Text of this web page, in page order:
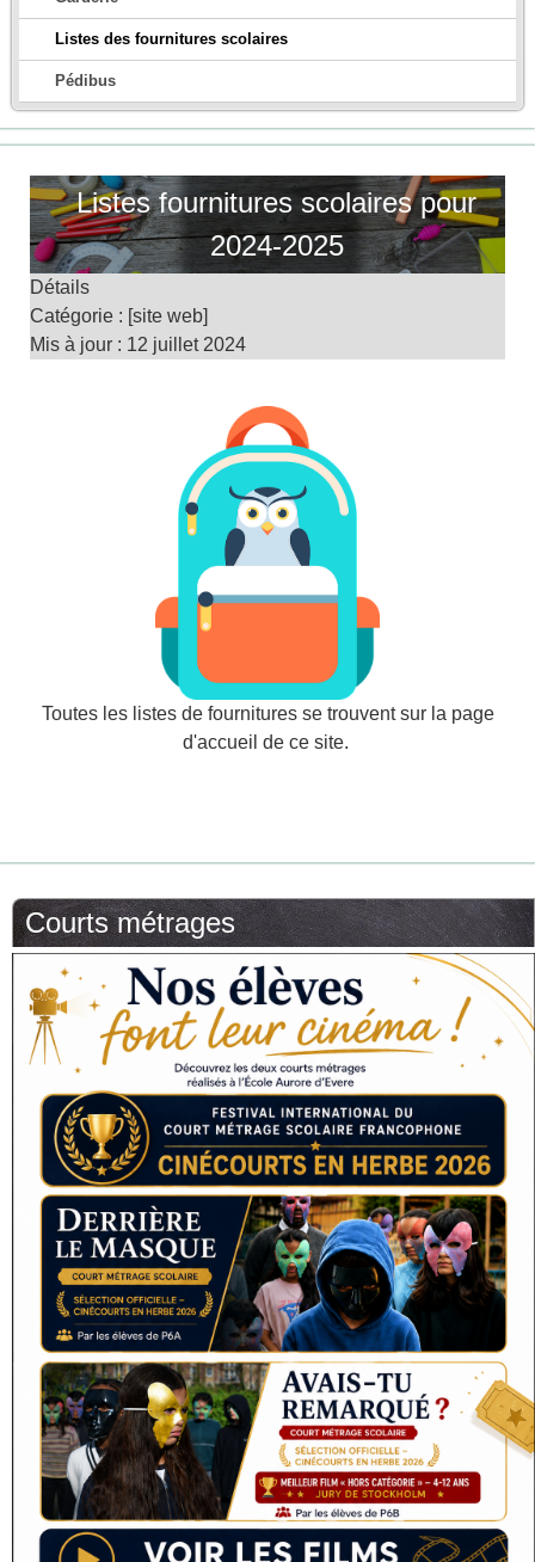
Listes des fournitures scolaires
Pédibus
Listes fournitures scolaires pour
2024-2025
Détails
Catégorie : [site web]
Mis à jour : 12 juillet 2024
Toutes les listes de fournitures se trouvent sur la page
d'accueil de ce site.
Courts métrages